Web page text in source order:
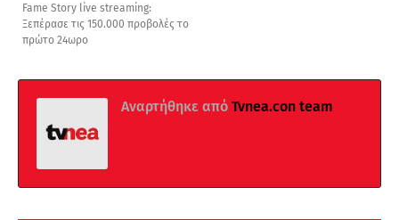
Fame Story live streaming:
Ξεπέρασε τις 150.000 προβολές το
πρώτο 24ωρο
Αναρτήθηκε από Tvnea.con team